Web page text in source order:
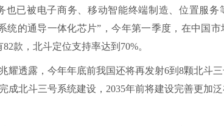
已被电子商务、移动智能终端制造、位置服务
统的通导一体化芯片”，今年第一季度，在中国
款，北斗定位支持率达到70%。
透露，今年年底前我国还将再发射6到8颗北斗
成北斗三号系统建设，2035年前将建设完善更加